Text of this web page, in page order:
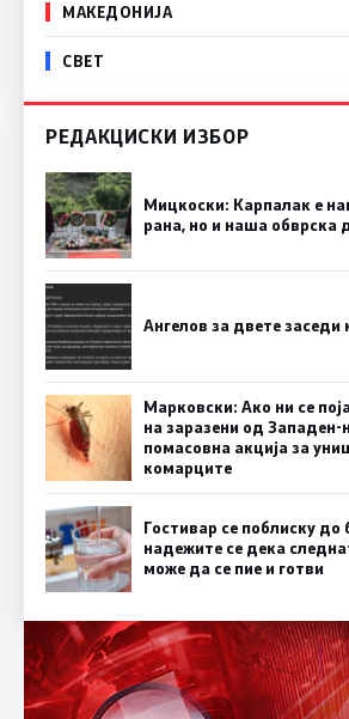
МАКЕДОНИЈА
СВЕТ
РЕДАКЦИСКИ ИЗБОР
Мицкоски: Карпалак е
рана, но и наша обврска
Ангелов за двете заседи
Марковски: Ако ни се
на заразени од Западен-
помасовна акција за
комарците
Гостивар се поблиску
надежите се дека
може да се пие и готви